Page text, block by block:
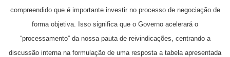
compreendido que é importante investir no processo de negociação de
forma objetiva. Isso significa que o Governo acelerará o
“processamento” da nossa pauta de reivindicações, centrando a
discussão interna na formulação de uma resposta a tabela apresentada